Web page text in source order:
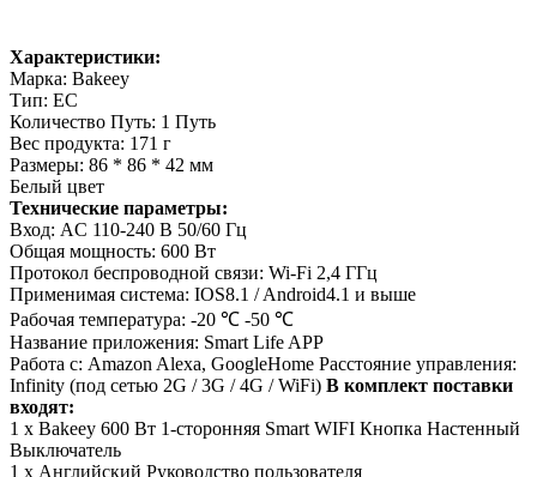
Характеристики:
Марка: Bakeey
Тип: ЕС
Количество Путь: 1 Путь
Вес продукта: 171 г
Размеры: 86 * 86 * 42 мм
Белый цвет
Технические параметры:
Вход: AC 110-240 В 50/60 Гц
Общая мощность: 600 Вт
Протокол беспроводной связи: Wi-Fi 2,4 ГГц
Применимая система: IOS8.1 / Android4.1 и выше
Рабочая температура: -20 ℃ -50 ℃
Название приложения: Smart Life APP
Работа с: Amazon Alexa, GoogleHome Расстояние управления:
Infinity (под сетью 2G / 3G / 4G / WiFi) В комплект поставки
входят:
1 х Bakeey 600 Вт 1-сторонняя Smart WIFI Кнопка Настенный
Выключатель
1 х Английский Руководство пользователя